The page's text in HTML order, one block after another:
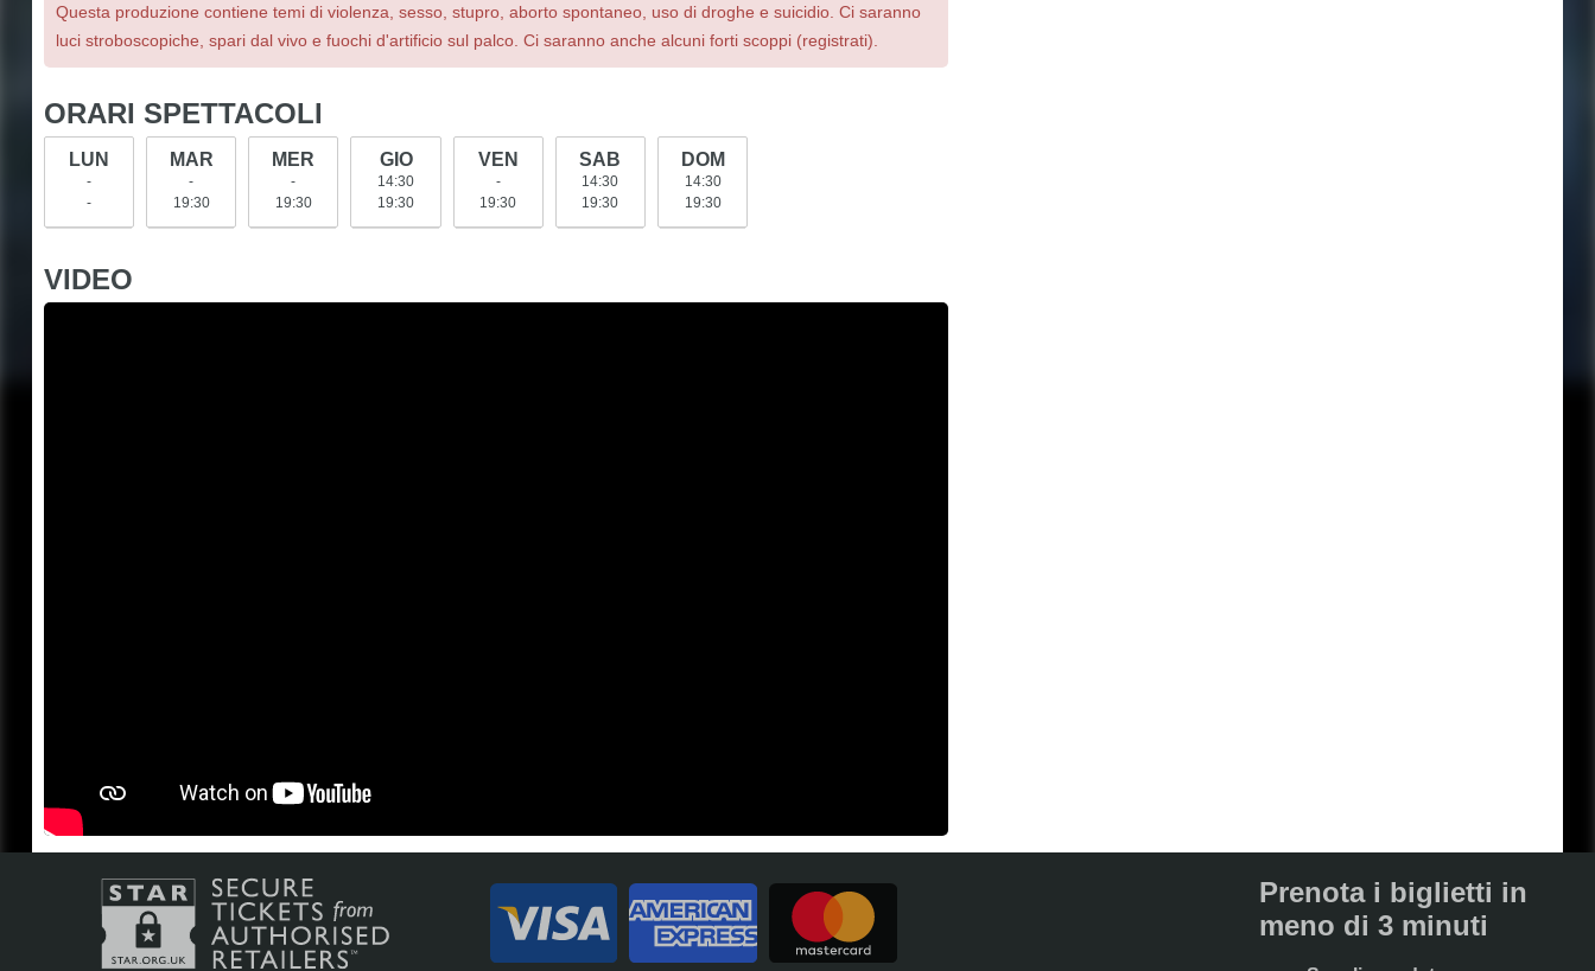
Questa produzione contiene temi di violenza, sesso, stupro, aborto spontaneo, uso di droghe e suicidio. Ci saranno
luci stroboscopiche, spari dal vivo e fuochi d'artificio sul palco. Ci saranno anche alcuni forti scoppi (registrati).
ORARI SPETTACOLI
LUN
-
-
MAR
-
19:30
MER
-
19:30
GIO
14:30
19:30
VEN
-
19:30
SAB
14:30
19:30
DOM
14:30
19:30
VIDEO
Prenota i biglietti in
meno di 3 minuti